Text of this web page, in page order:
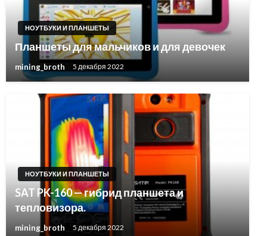
НОУТБУКИ И ПЛАНШЕТЫ
Планшеты для мальчиков и для девочек
mining_broth 5 декабря 2022
НОУТБУКИ И ПЛАНШЕТЫ
SAT PK-160 — гибрид планшета и
тепловизора.
mining_broth 5 декабря 2022